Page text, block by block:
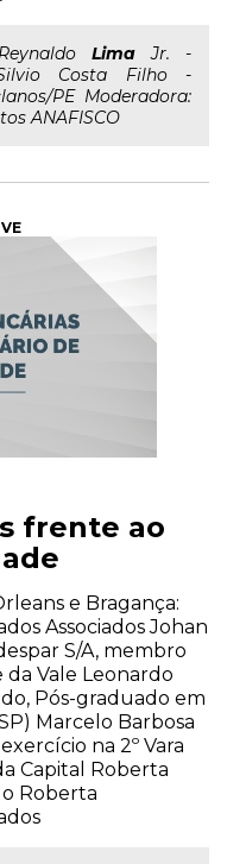
LimaJr. -
Silvio Costa Filho -
PE Moderadora:
ANAFISCO
frente ao
e Bragança:
Associados Johan
S/A, membro
Vale Leonardo
Pós-graduado em
Marcelo Barbosa
na 2º Vara
Capital Roberta
Roberta